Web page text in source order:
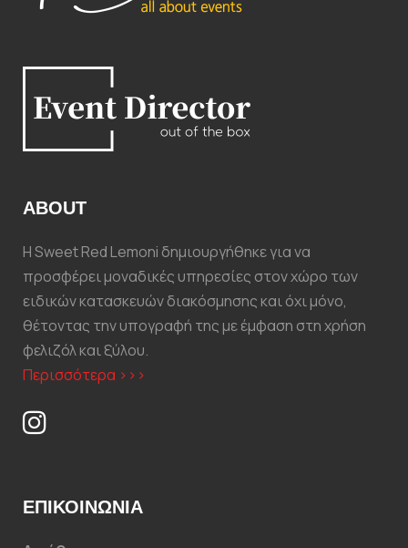
ABOUT
Η Sweet Red Lemoni δημιουργήθηκε για να
προσφέρει μοναδικές υπηρεσίες στον χώρο των
ειδικών κατασκευών διακόσμησης και όχι μόνο,
θέτοντας την υπογραφή της με έμφαση στη χρήση
φελιζόλ και ξύλου.
Περισσότερα >>>
ΕΠΙΚΟΙΝΩΝΊΑ